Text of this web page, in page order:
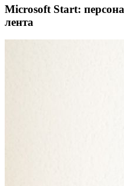
Microsoft Start:
лента